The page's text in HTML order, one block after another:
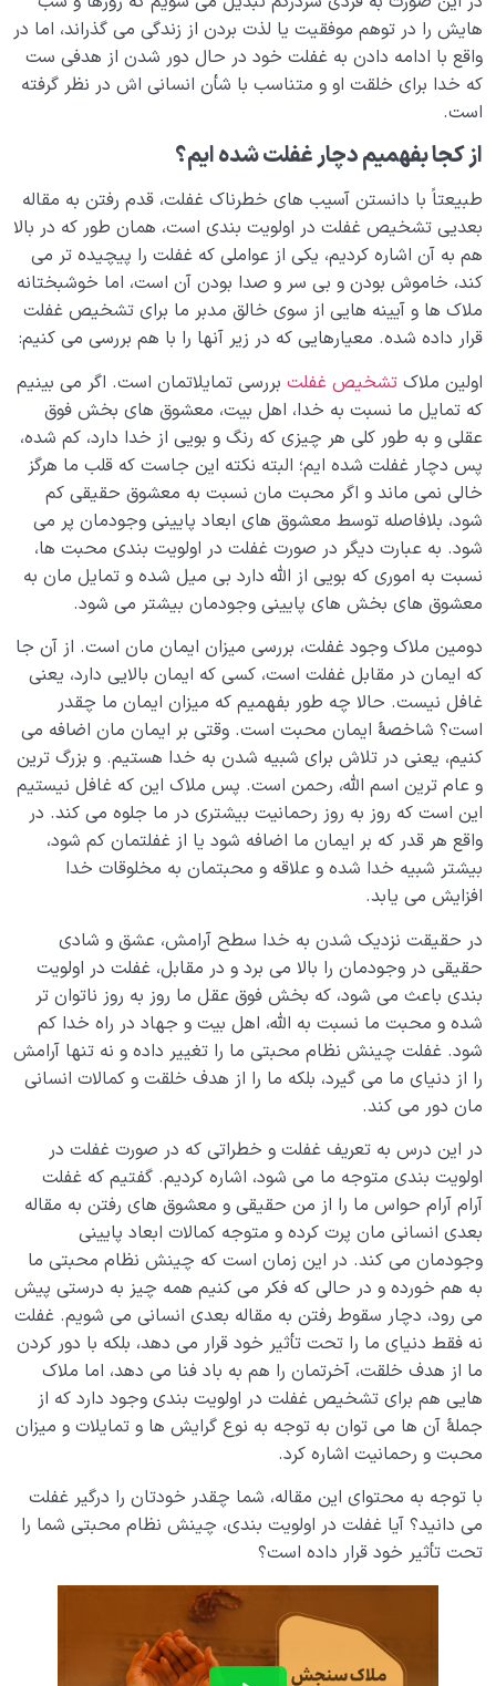
هایش را در توهم موفقیت یا لذت بردن از زندگی می گذراند، اما در
واقع با ادامه دادن به غفلت خود در حال دور شدن از هدفی ست
که خدا برای خلقت او و متناسب با شأن انسانی اش در نظر گرفته
است.
از کجا بفهمیم دچار غفلت شده ایم؟
طبیعتاً با دانستن آسیب های خطرناک غفلت، قدم رفتن به مقاله
بعدیی تشخیص غفلت در اولویت بندی است، همان طور که در بالا
هم به آن اشاره کردیم، یکی از عواملی که غفلت را پیچیده تر می
کند، خاموش بودن و بی سر و صدا بودن آن است، اما خوشبختانه
ملاک ها و آیینه هایی از سوی خالق مدبر ما برای تشخیص غفلت
قرار داده شده. معیارهایی که در زیر آنها را با هم بررسی می کنیم:
اولین ملاک تشخیص غفلت بررسی تمایلاتمان است. اگر می بینیم
که تمایل ما نسبت به خدا، اهل بیت، معشوق های بخش فوق
عقلی و به طور کلی هر چیزی که رنگ و بویی از خدا دارد، کم شده،
پس دچار غفلت شده ایم؛ البته نکته این جاست که قلب ما هرگز
خالی نمی ماند و اگر محبت مان نسبت به معشوق حقیقی کم
شود، بلافاصله توسط معشوق های ابعاد پایینی وجودمان پر می
شود. به عبارت دیگر در صورت غفلت در اولویت بندی محبت ها،
نسبت به اموری که بویی از الله دارد بی میل شده و تمایل مان به
معشوق های بخش های پایینی وجودمان بیشتر می شود.
دومین ملاک وجود غفلت، بررسی میزان ایمان مان است. از آن جا
که ایمان در مقابل غفلت است، کسی که ایمان بالایی دارد، یعنی
غافل نیست. حالا چه طور بفهمیم که میزان ایمان ما چقدر
است؟ شاخصۀ ایمان محبت است. وقتی بر ایمان مان اضافه می
کنیم، یعنی در تلاش برای شبیه شدن به خدا هستیم. و بزرگ ترین
و عام ترین اسم الله، رحمن است. پس ملاک این که غافل نیستیم
این است که روز به روز رحمانیت بیشتری در ما جلوه می کند. در
واقع هر قدر که بر ایمان ما اضافه شود یا از غفلتمان کم شود،
بیشتر شبیه خدا شده و علاقه و محبتمان به مخلوقات خدا
افزایش می یابد.
در حقیقت نزدیک شدن به خدا سطح آرامش، عشق و شادی
حقیقی در وجودمان را بالا می برد و در مقابل، غفلت در اولویت
بندی باعث می شود، که بخش فوق عقل ما روز به روز ناتوان تر
شده و محبت ما نسبت به الله، اهل بیت و جهاد در راه خدا کم
شود. غفلت چینش نظام محبتی ما را تغییر داده و نه تنها آرامش
را از دنیای ما می گیرد، بلکه ما را از هدف خلقت و کمالات انسانی
مان دور می کند.
در این درس به تعریف غفلت و خطراتی که در صورت غفلت در
اولویت بندی متوجه ما می شود، اشاره کردیم. گفتیم که غفلت
آرام آرام حواس ما را از من حقیقی و معشوق‎‎‎ های رفتن به مقاله
بعدی انسانی مان پرت کرده و متوجه کمالات ابعاد پایینی
وجودمان می کند. در این زمان است که چینش نظام محبتی ما
به هم خورده و در حالی که فکر می کنیم همه چیز به درستی پیش
می رود، دچار سقوط رفتن به مقاله بعدی انسانی می شویم. غفلت
نه فقط دنیای ما را تحت تأثیر خود قرار می دهد، بلکه با دور کردن
ما از هدف خلقت، آخرتمان را هم به باد فنا می دهد، اما ملاک
هایی هم برای تشخیص غفلت در اولویت بندی وجود دارد که از
جملۀ آن ها می توان به توجه به نوع گرایش ها و تمایلات و میزان
محبت و رحمانیت اشاره کرد.
با توجه به محتوای این مقاله، شما چقدر خودتان را درگیر غفلت
می دانید؟ آیا غفلت در اولویت بندی، چینش نظام محبتی شما را
تحت تأثیر خود قرار داده است؟